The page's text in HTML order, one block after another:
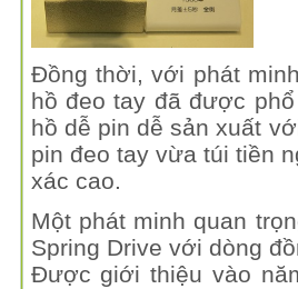
Đồng thời, với phát
hồ đeo tay đã được
hồ dễ pin dễ sản xuất
pin đeo tay vừa túi tiền
xác cao.
Một phát minh quan
Spring Drive với dòng
Được giới thiệu vào